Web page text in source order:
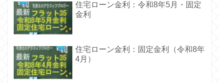
住宅ローン金利：令和8年5月・固定
金利
住宅ローン金利：固定金利（令和8年
4月）